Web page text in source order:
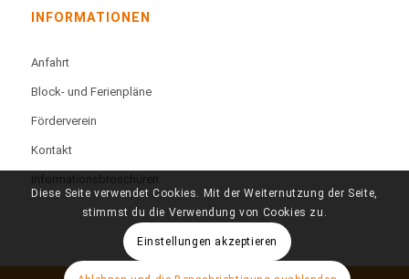
INFORMATIONEN
Anfahrt
Block- und Ferienpläne
Förderverein
Kontakt
Informationsbroschüren
Diese Seite verwendet Cookies. Mit der Weiternutzung der Seite,
stimmst du die Verwendung von Cookies zu.
Einstellungen akzeptieren